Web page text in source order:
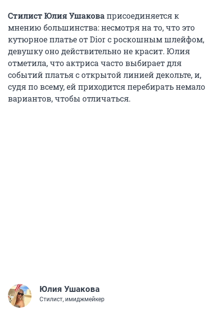
Стилист Юлия Ушаковаприсоединяется к
мнению большинства: несмотря на то, что это
кутюрное платье от Dior с роскошным шлейфом,
девушку оно действительно не красит. Юлия
отметила, что актриса часто выбирает для
событий платья с открытой линией декольте, и,
судя по всему, ей приходится перебирать немало
вариантов, чтобы отличаться.
Юлия Ушакова
Стилист, имиджмейкер